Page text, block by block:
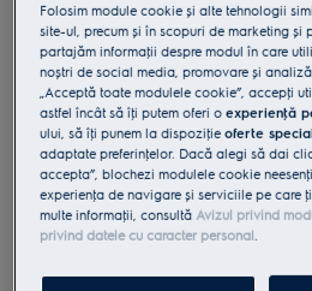
astfel încât acestea să capete
Pentru afumarea la rece, se
de la un foc care arde mocnit,
pentru afumarea preparatelor
Folosim module cookie și alte tehnologii
site-ul, precum și în scopuri de marketing și
partajăm informaţii despre modul în care
noștri de social media, promovare și
„Acceptă toate modulele cookie”, accepţi
astfel încât să îţi putem oferi oexperienţă
ului, să îţi punem la dispoziţieoferte
adaptate preferinţelor. Dacă alegi să dai
accepta”, blochezi modulele cookie
experienţa de navigare și serviciile pe care
multe informaţii, consultă Avizul privind
privind datele cu caracter personal.